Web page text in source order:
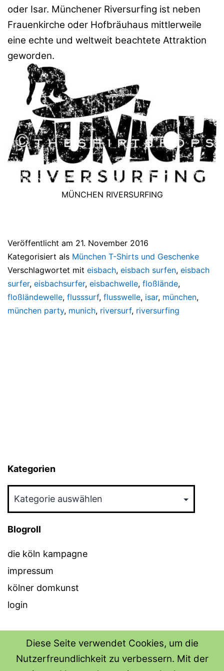
oder Isar. Münchener Riversurfing ist neben
Frauenkirche oder Hofbräuhaus mittlerweile
eine echte und weltweit beachtete Attraktion
geworden.
MÜNCHEN RIVERSURFING
Veröffentlicht am 21. November 2016
Kategorisiert als München T-Shirts und Geschenke
Verschlagwortet mit eisbach, eisbach surfen, eisbach
surfer, eisbachsurfer, eisbachwelle, floßlände,
floßländewelle, flusssurf, flusswelle, isar, münchen,
münchen party, munich, riversurf, riversurfing
Kategorien
Blogroll
die köln kampagne
impressum
kölner domkunst
login
THE SHIRT SHOPS
Diese Seite verwendet Cookies, um die
Nutzerfreundlichkeit zu verbessern. Mit der